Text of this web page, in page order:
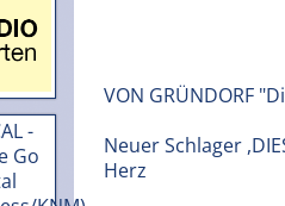
VON GRÜNDORF
Neuer Schlager
Herz